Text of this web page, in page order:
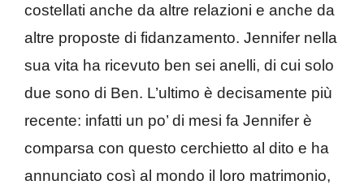
costellati anche da altre relazioni e anche da
altre proposte di fidanzamento. Jennifer nella
sua vita ha ricevuto ben sei anelli, di cui solo
due sono di Ben. L’ultimo è decisamente più
recente: infatti un po’ di mesi fa Jennifer è
comparsa con questo cerchietto al dito e ha
annunciato così al mondo il loro matrimonio,